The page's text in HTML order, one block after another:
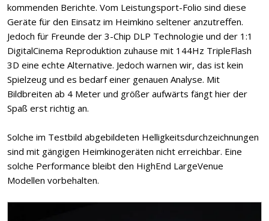
kommenden Berichte. Vom Leistungsport-Folio sind diese
Geräte für den Einsatz im Heimkino seltener anzutreffen.
Jedoch für Freunde der 3-Chip DLP Technologie und der 1:1
DigitalCinema Reproduktion zuhause mit 144Hz TripleFlash
3D eine echte Alternative. Jedoch warnen wir, das ist kein
Spielzeug und es bedarf einer genauen Analyse. Mit
Bildbreiten ab 4 Meter und größer aufwärts fängt hier der
Spaß erst richtig an.
Solche im Testbild abgebildeten Helligkeitsdurchzeichnungen
sind mit gängigen Heimkinogeräten nicht erreichbar. Eine
solche Performance bleibt den HighEnd LargeVenue
Modellen vorbehalten.